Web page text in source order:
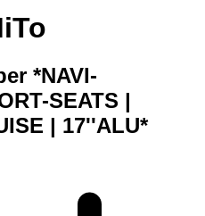
*NAVI-
SEATS |
| 17''ALU*